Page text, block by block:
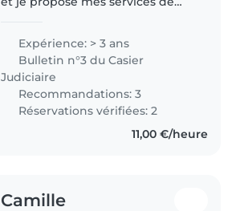
avec les enfants grâce à mes 16
mois en tant que fille au..
Expérience: > 3 ans
Bulletin n°3 du Casier
Judiciaire
Recommandations: 3
Réservations vérifiées: 2
11,00 €/heure
Camille